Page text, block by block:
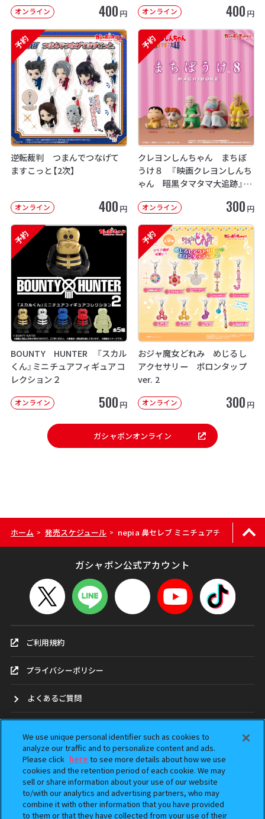
オンライン 400 円 オンライン 400 円
予約
逆転裁判 つまんでつなげて
ますこっと【2次】
オンライン 400 円
予約
クレヨンしんちゃん まちぼ
うけ８ 『映画クレヨンしんち
ゃん 暗黒タマタマ大追跡』【2
オンライン 300 円
予約
BOUNTY HUNTER 『スカル
くん』ミニチュアフィギュアコ
レクション２
オンライン 500 円
予約
おジャ魔女どれみ めじるし
アクセサリー ポロンタップ
ver. 2
オンライン 300 円
ガシャポンオンライン
ホーム > 発売スケジュール > nepia 鼻セレブ ミニチュアチャーム
ガシャポン公式アカウント
ご利用規約
プライバシーポリシー
よくあるご質問
ガシャポンどこ？
アンケート
ウェブアクセシビリティ方針
We use unique personal identifier such as cookies to
analyze our traffic and to personalize content and ads.
Please click here to see more details about how we use
cookies and the retention period of each cookie. We may
sell or share information about your use of our website
to/with our analytics and advertising partners, who may
combine it with other information that you have provided
to them or that they have collected from your use of their